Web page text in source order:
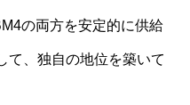
の両方を安定的に供給
て、独自の地位を築いて